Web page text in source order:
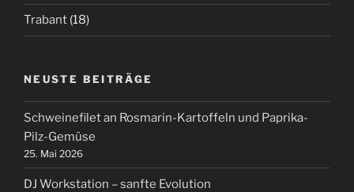
Trabant (18)
NEUSTE BEITRÄGE
Schweinefilet an Rosmarin-Kartoffeln und Paprika-
Pilz-Gemüse
25. Mai 2026
DJ Workstation – sanfte Evolution